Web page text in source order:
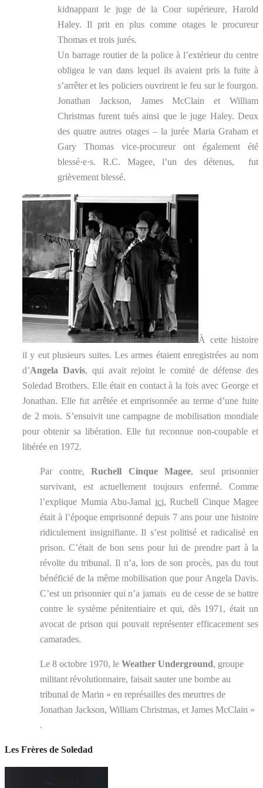
kidnappant le juge de la Cour supérieure, Harold
Haley. Il prit en plus comme otages le procureur
Thomas et trois jurés.
Un barrage routier de la police à l’extérieur du centre
obligea le van dans lequel ils avaient pris la fuite à
s’arrêter et les policiers ouvrirent le feu sur le fourgon.
Jonathan Jackson, James McClain et William
Christmas furent tués ainsi que le juge Haley. Deux
des quatre autres otages – la jurée Maria Graham et
Gary Thomas vice-procureur ont également été
blessé·e·s. R.C. Magee, l’un des détenus, fut
grièvement blessé.
À cette histoire
il y eut plusieurs suites. Les armes étaient enregistrées au nom
d’Angela Davis, qui avait rejoint le comité de défense des
Soledad Brothers. Elle était en contact à la fois avec George et
Jonathan. Elle fut arrêtée et emprisonnée au terme d’une fuite
de 2 mois. S’ensuivit une campagne de mobilisation mondiale
pour obtenir sa libération. Elle fut reconnue non-coupable et
libérée en 1972.
Par contre, Ruchell Cinque Magee, seul prisonnier
survivant, est actuellement toujours enfermé. Comme
l’explique Mumia Abu-Jamal ici, Ruchell Cinque Magee
était à l’époque emprisonné depuis 7 ans pour une histoire
ridiculement insignifiante. Il s’est politisé et radicalisé en
prison. C’était de bon sens pour lui de prendre part à la
révolte du tribunal. Il n’a, lors de son procès, pas du tout
bénéficié de la même mobilisation que pour Angela Davis.
C’est un prisonnier qui n’a jamais eu de cesse de se battre
contre le système pénitentiaire et qui, dès 1971, était un
avocat de prison qui pouvait représenter efficacement ses
camarades.
Le 8 octobre 1970, le Weather Underground, groupe
militant révolutionnaire, faisait sauter une bombe au
tribunal de Marin « en représailles des meurtres de
Jonathan Jackson, William Christmas, et James McClain »
.
Les Frères de Soledad